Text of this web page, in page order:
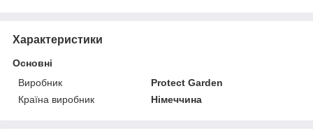
Характеристики
Основні
Виробник
Protect Garden
Країна виробник
Німеччина